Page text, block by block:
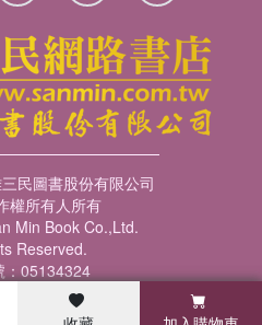
民圖書股份有限公司
權所有人所有
Min Book Co.,Ltd.
Reserved.
：05134324